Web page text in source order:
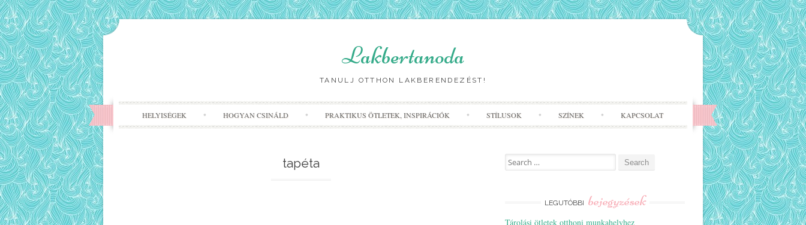
Lakbertanoda
TANULJ OTTHON LAKBERENDEZÉST!
Skip
to
HELYISÉGEK HOGYAN CSINÁLD PRAKTIKUS ÖTLETEK, INSPIRÁCIÓK STÍLUSOK SZÍNEK KAPCSOLAT
tapéta
Search
for:
LEGUTÓBBI bejegyzések
Tárolási ötletek otthoni munkahelyhez